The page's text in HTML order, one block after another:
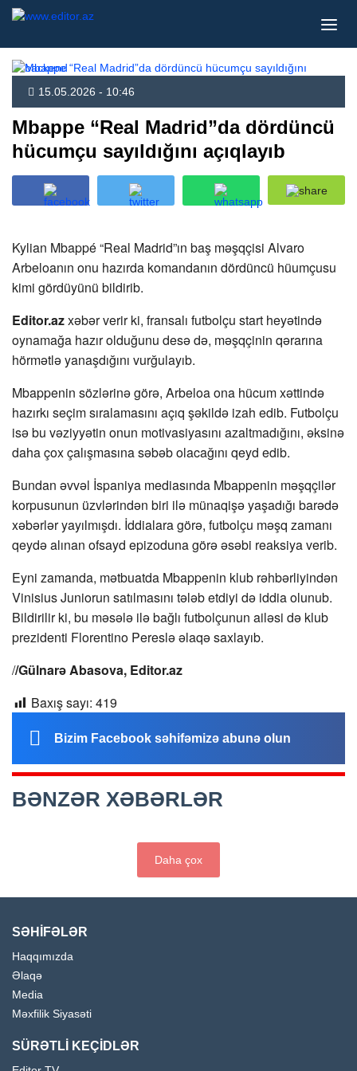
15.05.2026 - 10:46
Mbappe “Real Madrid”da dördüncü
hücumçu sayıldığını açıqlayıb
Kylian Mbappé “Real Madrid”ın baş məşqçisi Alvaro
Arbeloanın onu hazırda komandanın dördüncü hüumçusu
kimi gördüyünü bildirib.
Editor.azxəbər verir ki, fransalı futbolçu start heyətində
oynamağa hazır olduğunu desə də, məşqçinin qərarına
hörmətlə yanaşdığını vurğulayıb.
Mbappenin sözlərinə görə, Arbeloa ona hücum xəttində
hazırkı seçim sıralamasını açıq şəkildə izah edib. Futbolçu
isə bu vəziyyətin onun motivasiyasını azaltmadığını, əksinə
daha çox çalışmasına səbəb olacağını qeyd edib.
Bundan əvvəl İspaniya mediasında Mbappenin məşqçilər
korpusunun üzvlərindən biri ilə münaqişə yaşadığı barədə
xəbərlər yayılmışdı. İddialara görə, futbolçu məşq zamanı
qeydə alınan ofsayd epizoduna görə əsəbi reaksiya verib.
Eyni zamanda, mətbuatda Mbappenin klub rəhbərliyindən
Vinisius Juniorun satılmasını tələb etdiyi də iddia olunub.
Bildirilir ki, bu məsələ ilə bağlı futbolçunun ailəsi də klub
prezidenti Florentino Pereslə əlaqə saxlayıb.
//Gülnarə Abasova, Editor.az
Baxış sayı: 419
Bizim Facebook səhifəmizə abunə olun
BƏNZƏR XƏBƏRLƏR
Daha çox
SƏHİFƏLƏR
Haqqımızda
Əlaqə
Media
Məxfilik Siyasəti
SÜRƏTLİ KEÇİDLƏR